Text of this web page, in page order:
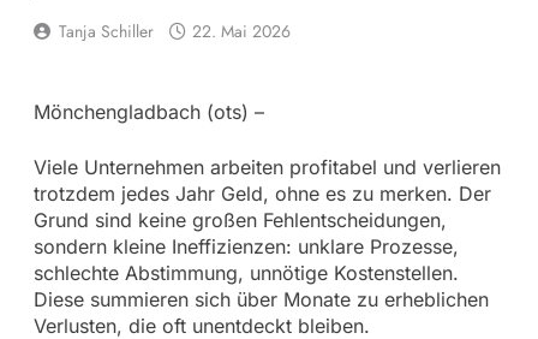
Tanja Schiller 22. Mai 2026
Mönchengladbach (ots) –
Viele Unternehmen arbeiten profitabel und verlieren
trotzdem jedes Jahr Geld, ohne es zu merken. Der
Grund sind keine großen Fehlentscheidungen,
sondern kleine Ineffizienzen: unklare Prozesse,
schlechte Abstimmung, unnötige Kostenstellen.
Diese summieren sich über Monate zu erheblichen
Verlusten, die oft unentdeckt bleiben.